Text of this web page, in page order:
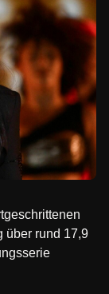
über rund 17,9